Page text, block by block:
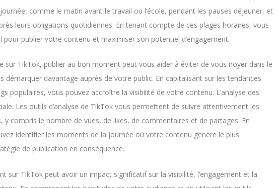
comme le matin avant le travail ou l’école, pendant les pauses déjeuner, et
leurs obligations quotidiennes. En tenant compte de ces plages horaires, vous
publier votre contenu et maximiser son potentiel d’engagement.
sur TikTok, publier au bon moment peut vous aider à éviter de vous noyer dans le
davantage auprès de votre public. En capitalisant sur les tendances
populaires, vous pouvez accroître la visibilité de votre contenu. L’analyse des
Les outils d’analyse de TikTok vous permettent de suivre attentivement les
y compris le nombre de vues, de likes, de commentaires et de partages. En
identifier les moments de la journée où votre contenu génère le plus
de publication en conséquence.
sur TikTok peut avoir un impact significatif sur la visibilité, l’engagement et la